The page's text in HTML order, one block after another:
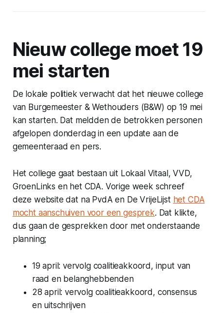
Nieuw college moet 19
mei starten
De lokale politiek verwacht dat het nieuwe college
van Burgemeester & Wethouders (B&W) op 19 mei
kan starten. Dat meldden de betrokken personen
afgelopen donderdag in een update aan de
gemeenteraad en pers.
Het college gaat bestaan uit Lokaal Vitaal, VVD,
GroenLinks en het CDA. Vorige week schreef
deze website dat na PvdA en De VrijeLijst het CDA
mocht aanschuiven voor een gesprek. Dat klikte,
dus gaan de gesprekken door met onderstaande
planning;
19 april: vervolg coalitieakkoord, input van
raad en belanghebbenden
28 april: vervolg coalitieakkoord, consensus
en uitschrijven